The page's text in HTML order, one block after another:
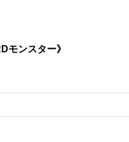
モンスター》